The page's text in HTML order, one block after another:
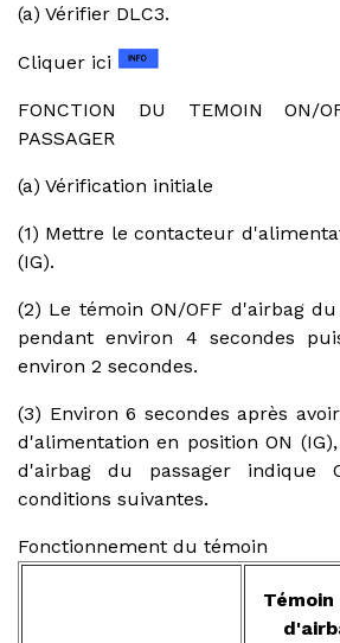
(a) Vérifier DLC3.
Cliquer ici
FONCTION DU TEMOIN ON/
PASSAGER
(a) Vérification initiale
(1) Mettre le contacteur
(IG).
(2) Le témoin ON/OFF d'airbag
pendant environ 4 secondes
environ 2 secondes.
(3) Environ 6 secondes après
d'alimentation en position ON
d'airbag du passager indique
conditions suivantes.
Fonctionnement du témoin
Témoin